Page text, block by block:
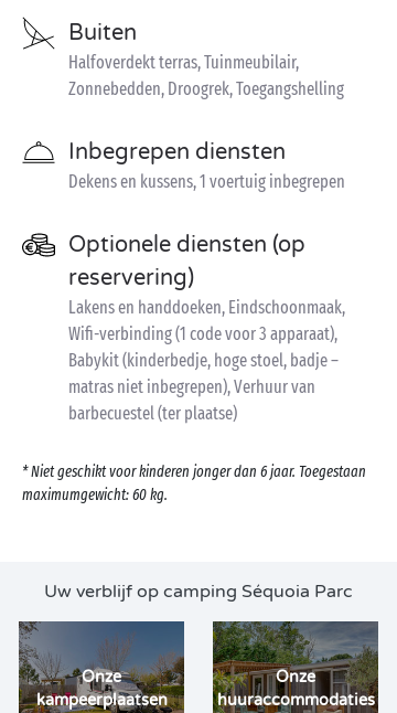
Buiten
Halfoverdekt terras, Tuinmeubilair,
Zonnebedden, Droogrek, Toegangshelling
Inbegrepen diensten
Dekens en kussens, 1 voertuig inbegrepen
Optionele diensten (op
reservering)
Lakens en handdoeken, Eindschoonmaak,
Wifi-verbinding (1 code voor 3 apparaat),
Babykit (kinderbedje, hoge stoel, badje –
matras niet inbegrepen), Verhuur van
barbecuestel (ter plaatse)
* Niet geschikt voor kinderen jonger dan 6 jaar. Toegestaan
maximumgewicht: 60 kg.
Uw verblijf op camping Séquoia Parc
Onze
kampeerplaatsen
Onze
huuraccommodaties